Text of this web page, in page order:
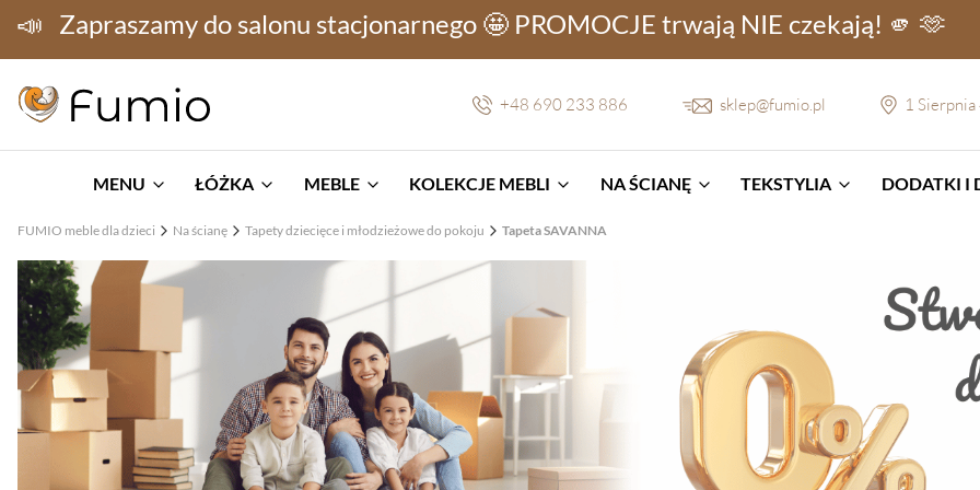
📣 Zapraszamy do salonu stacjonarnego 🤩 PROMOCJE trwają NIE czekają! 🫵 🫶
+48 690 233 886 sklep@fumio.pl 1 Sierpnia
MENU ŁÓŻKA MEBLE KOLEKCJE MEBLI NA ŚCIANĘ TEKSTYLIA DODATKI I
FUMIO meble dla dzieci Na ścianę Tapety dziecięce i młodzieżowe do pokoju Tapeta SAVANNA